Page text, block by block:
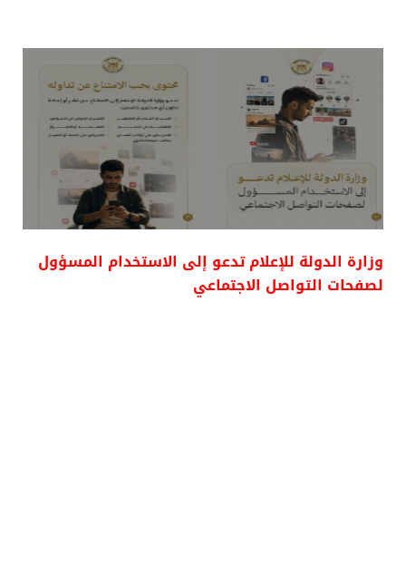
وزارة الدولة للإعلام تدعو إلى الاستخدام المسؤول
لصفحات التواصل الاجتماعي